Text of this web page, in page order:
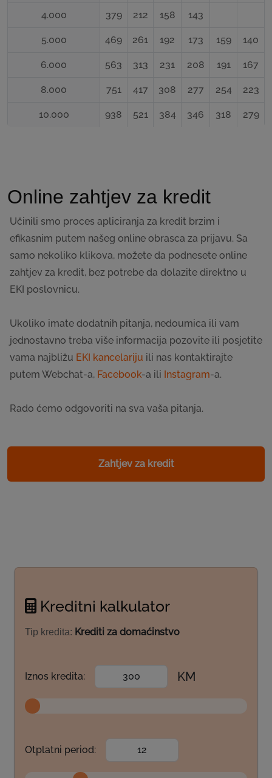
4.000 379 212 158 143
5.000 469 261 192 173 159 140
6.000 563 313 231 208 191 167
8.000 751 417 308 277 254 223
10.000 938 521 384 346 318 279
Online zahtjev za kredit
Učinili smo proces apliciranja za kredit brzim i
efikasnim putem našeg online obrasca za prijavu. Sa
samo nekoliko klikova, možete da podnesete online
zahtjev za kredit, bez potrebe da dolazite direktno u
EKI poslovnicu.
Ukoliko imate dodatnih pitanja, nedoumica ili vam
jednostavno treba više informacija pozovite ili posjetite
vama najbližu EKI kancelariju ili nas kontaktirajte
putem Webchat-a, Facebook-a ili Instagram-a.
Rado ćemo odgovoriti na sva vaša pitanja.
Zahtjev za kredit
Kreditni kalkulator
Tip kredita: Krediti za domaćinstvo
Iznos kredita: KM
Otplatni period: